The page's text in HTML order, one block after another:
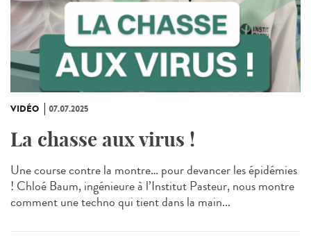
VIDÉO 07.07.2025
La chasse aux virus !
Une course contre la montre… pour devancer les épidémies
! Chloé Baum, ingénieure à l’Institut Pasteur, nous montre
comment une techno qui tient dans la main...